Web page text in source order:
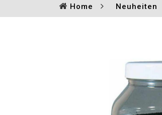
Home Neuheiten